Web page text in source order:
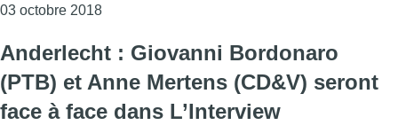
03 octobre 2018Consulter l'article "Communales 2018 :
Anderlecht : Giovanni Bordonaro
(PTB) et Anne Mertens (CD&V) seront
face à face dans L’Interview